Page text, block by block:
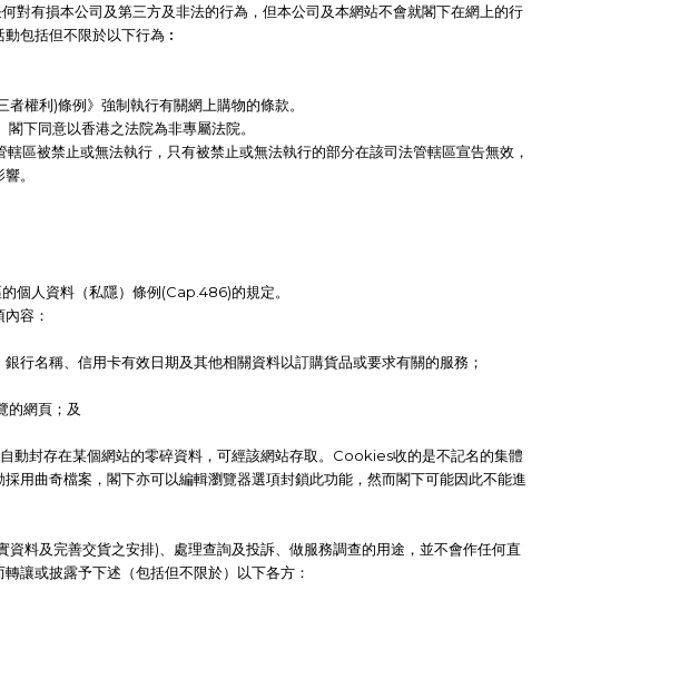
對有損本公司及第三方及非法的行為，但本公司及本網站不會就閣下在網上的行
包括但不限於以下行為︰
權利)條例》強制執行有關網上購物的條款。
下同意以香港之法院為非專屬法院。
區被禁止或無法執行，只有被禁止或無法執行的部分在該司法管轄區宣告無效，
。
個人資料（私隱）條例(Cap.486)的規定。
容：
行名稱、信用卡有效日期及其他相關資料以訂購貨品或要求有關的服務；
的網頁；及
封存在某個網站的零碎資料，可經該網站存取。Cookies收的是不記名的集體
用曲奇檔案，閣下亦可以編輯瀏覽器選項封鎖此功能，然而閣下可能因此不能進
料及完善交貨之安排)、處理查詢及投訴、做服務調查的用途，並不會作任何直
讓或披露予下述（包括但不限於）以下各方：